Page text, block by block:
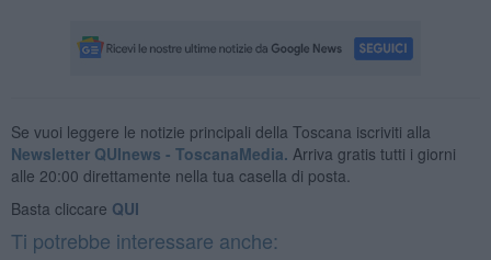
Se vuoi leggere le notizie principali della Toscana iscriviti alla
Newsletter QUInews - ToscanaMedia. Arriva gratis tutti i giorni
alle 20:00 direttamente nella tua casella di posta.
Basta cliccare QUI
Ti potrebbe interessare anche: